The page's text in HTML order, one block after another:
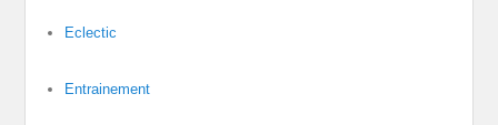
Eclectic
Entrainement